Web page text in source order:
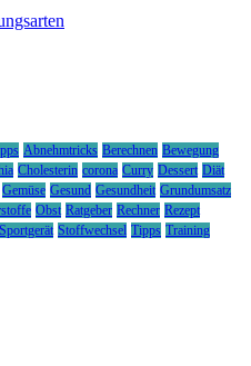
Abnehmtricks Berechnen Bewegung
Cholesterin corona Curry Dessert Diät
Gemüse Gesund Gesundheit Grundumsatz
Obst Ratgeber Rechner Rezept
Sportgerät Stoffwechsel Tipps Training